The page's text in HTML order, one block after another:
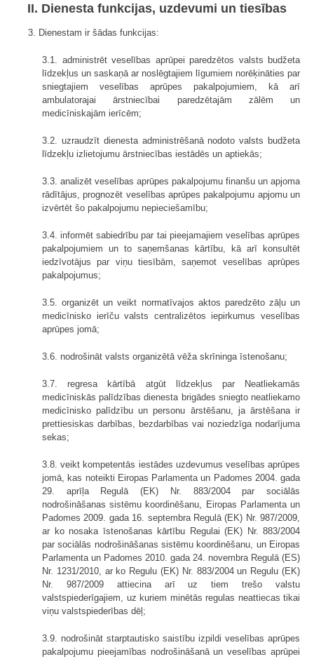
II. Dienesta funkcijas, uzdevumi un tiesības
3. Dienestam ir šādas funkcijas:
3.1. administrēt veselības aprūpei paredzētos valsts budžeta
līdzekļus un saskaņā ar noslēgtajiem līgumiem norēķināties par
sniegtajiem veselības aprūpes pakalpojumiem, kā arī
ambulatorajai ārstniecībai paredzētajām zālēm un
medicīniskajām ierīcēm;
3.2. uzraudzīt dienesta administrēšanā nodoto valsts budžeta
līdzekļu izlietojumu ārstniecības iestādēs un aptiekās;
3.3. analizēt veselības aprūpes pakalpojumu finanšu un apjoma
rādītājus, prognozēt veselības aprūpes pakalpojumu apjomu un
izvērtēt šo pakalpojumu nepieciešamību;
3.4. informēt sabiedrību par tai pieejamajiem veselības aprūpes
pakalpojumiem un to saņemšanas kārtību, kā arī konsultēt
iedzīvotājus par viņu tiesībām, saņemot veselības aprūpes
pakalpojumus;
3.5. organizēt un veikt normatīvajos aktos paredzēto zāļu un
medicīnisko ierīču valsts centralizētos iepirkumus veselības
aprūpes jomā;
3.6. nodrošināt valsts organizētā vēža skrīninga īstenošanu;
3.7. regresa kārtībā atgūt līdzekļus par Neatliekamās
medicīniskās palīdzības dienesta brigādes sniegto neatliekamo
medicīnisko palīdzību un personu ārstēšanu, ja ārstēšana ir
prettiesiskas darbības, bezdarbības vai noziedzīga nodarījuma
sekas;
3.8. veikt kompetentās iestādes uzdevumus veselības aprūpes
jomā, kas noteikti Eiropas Parlamenta un Padomes 2004. gada
29. aprīļa Regulā (EK) Nr. 883/2004 par sociālās
nodrošināšanas sistēmu koordinēšanu, Eiropas Parlamenta un
Padomes 2009. gada 16. septembra Regulā (EK) Nr. 987/2009,
ar ko nosaka īstenošanas kārtību Regulai (EK) Nr. 883/2004
par sociālās nodrošināšanas sistēmu koordinēšanu, un Eiropas
Parlamenta un Padomes 2010. gada 24. novembra Regulā (ES)
Nr. 1231/2010, ar ko Regulu (EK) Nr. 883/2004 un Regulu (EK)
Nr. 987/2009 attiecina arī uz tiem trešo valstu
valstspiederīgajiem, uz kuriem minētās regulas neattiecas tikai
viņu valstspiederības dēļ;
3.9. nodrošināt starptautisko saistību izpildi veselības aprūpes
pakalpojumu pieejamības nodrošināšanā un veselības aprūpei